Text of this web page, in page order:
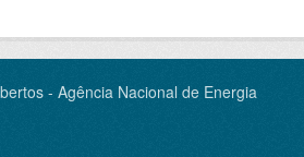
- Agência Nacional de Energia